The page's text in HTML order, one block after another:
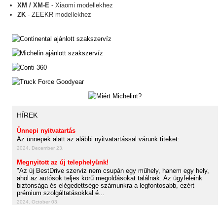
XM / XM-E - Xiaomi modellekhez
ZK - ZEEKR modellekhez
HÍREK
Ünnepi nyitvatartás
Az ünnepek alatt az alábbi nyitvatartással várunk titeket:
2024. December 23.
Megnyitott az új telephelyünk!
"Az új BestDrive szerviz nem csupán egy műhely, hanem egy hely,
ahol az autósok teljes körű megoldásokat találnak. Az ügyfeleink
biztonsága és elégedettsége számunkra a legfontosabb, ezért
prémium szolgáltatásokkal é...
2024. October 03.